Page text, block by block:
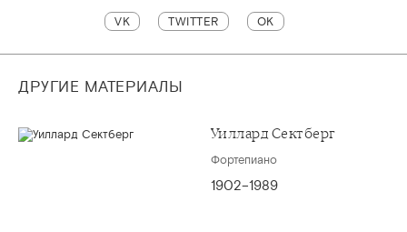
VK TWITTER OK
ДРУГИЕ МАТЕРИАЛЫ
Уиллард Сектберг
Фортепиано
1902–1989